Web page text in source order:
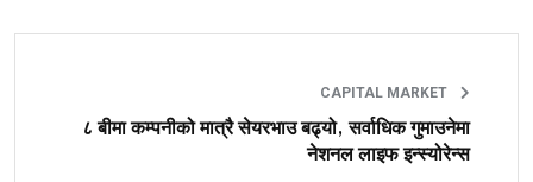
CAPITAL MARKET
८ बीमा कम्पनीको मात्रै सेयरभाउ बढ्यो, सर्वाधिक गुमाउनेमा
नेशनल लाइफ इन्स्योरेन्स